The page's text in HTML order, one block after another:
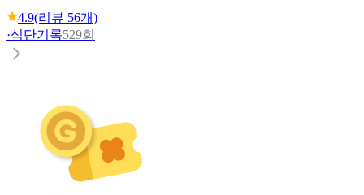
4.9(리뷰 56개)
·식단기록529회